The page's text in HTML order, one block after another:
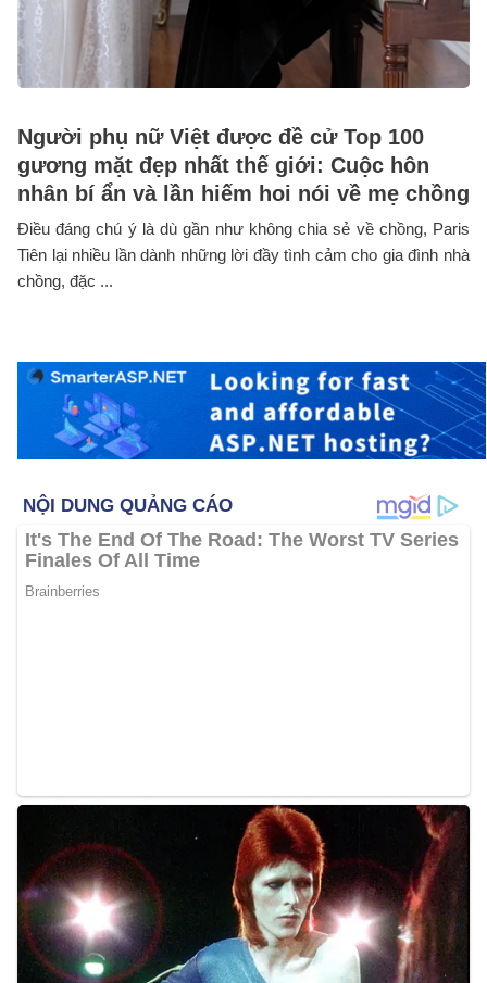
Người phụ nữ Việt được đề cử Top 100
gương mặt đẹp nhất thế giới: Cuộc hôn
nhân bí ẩn và lần hiếm hoi nói về mẹ chồng
Điều đáng chú ý là dù gần như không chia sẻ về chồng, Paris
Tiên lại nhiều lần dành những lời đầy tình cảm cho gia đình nhà
chồng, đặc ...